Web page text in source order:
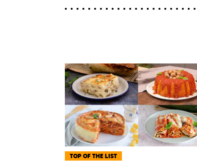
TOP OF THE LIST